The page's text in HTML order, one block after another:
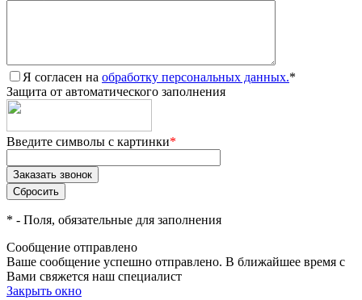
Я согласен на обработку персональных данных.*
Защита от автоматического заполнения
Введите символы с картинки*
* - Поля, обязательные для заполнения
Сообщение отправлено
Ваше сообщение успешно отправлено. В ближайшее время с
Вами свяжется наш специалист
Закрыть окно